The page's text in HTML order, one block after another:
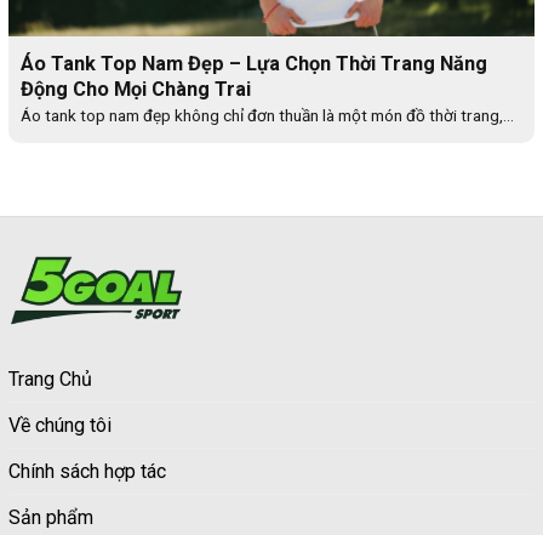
Áo Tank Top Nam Đẹp – Lựa Chọn Thời Trang Năng
Động Cho Mọi Chàng Trai
Áo tank top nam đẹp không chỉ đơn thuần là một món đồ thời trang,...
Trang Chủ
Về chúng tôi
Chính sách hợp tác
Sản phẩm